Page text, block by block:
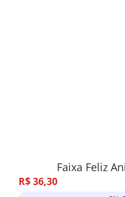
Faixa Feliz
R$36,30